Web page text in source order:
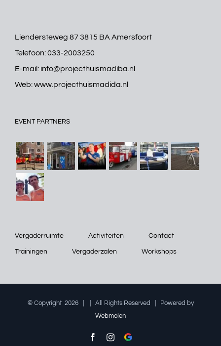
Liendersteweg 87 3815 BA Amersfoort
Telefoon:033-2003250
E-mail: info@projecthuismadiba.nl
Web:www.projecthuismadida.nl
EVENT PARTNERS
Vergaderruimte Activiteiten Contact
Trainingen Vergaderzalen Workshops
© Copyright 2026 |
| All Rights Reserved | Powered by
Webmolen
FacebookInstagram
Google